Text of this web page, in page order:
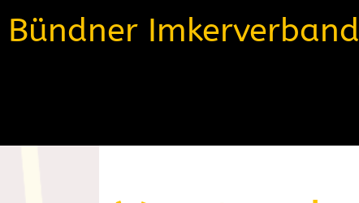
Bündner Imkerverband